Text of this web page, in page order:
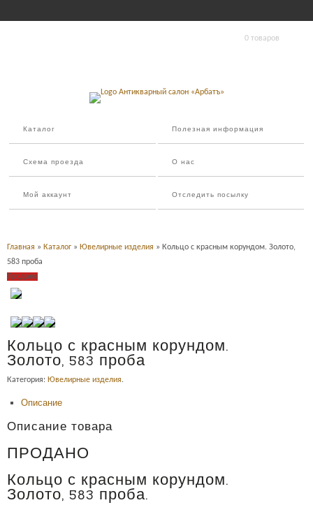
0 товаров
Каталог Полезная информация
Схема проезда О нас
Мой аккаунт Отследить посылку
Главная » Каталог » Ювелирные изделия » Кольцо с красным корундом. Золото,
583 проба
Продано
Кольцо с красным корундом.
Золото, 583 проба
Категория: Ювелирные изделия.
Описание
Описание товара
ПРОДАНО
Кольцо с красным корундом.
Золото, 583 проба.